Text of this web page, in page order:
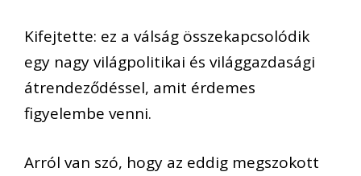
Kifejtette: ez a válság összekapcsolódik
egy nagy világpolitikai és világgazdasági
átrendeződéssel, amit érdemes
figyelembe venni.
Arról van szó, hogy az eddig megszokott